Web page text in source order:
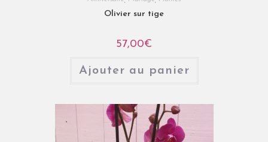
Olivier sur tige
57,00€
Ajouter au panier